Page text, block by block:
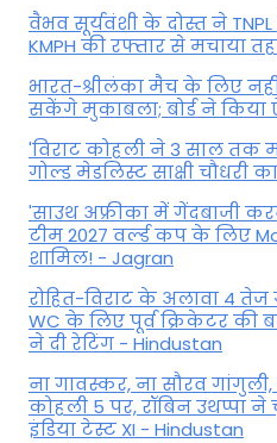
वैभव सूर्यवंशी के दोस्त ने
KMPH की रफ्तार से मचाया
भारत-श्रीलंका मैच के लिए
सकेंगे मुकाबला; बोर्ड ने किया
'विराट कोहली ने 3 साल तक
गोल्ड मेडलिस्ट साक्षी चौधरी
'साउथ अफ्रीका में गेंदबाजी
टीम 2027 वर्ल्‍ड कप के लिए
शामिल! - Jagran
रोहित-विराट के अलावा 4 तेज
WC के लिए पूर्व क्रिकेटर की
ने दी रेटिंग - Hindustan
ना गावस्कर, ना सौरव गांगुली,
कोहली 5 पर, रॉबिन उथप्पा
इंडिया टेस्ट XI - Hindustan